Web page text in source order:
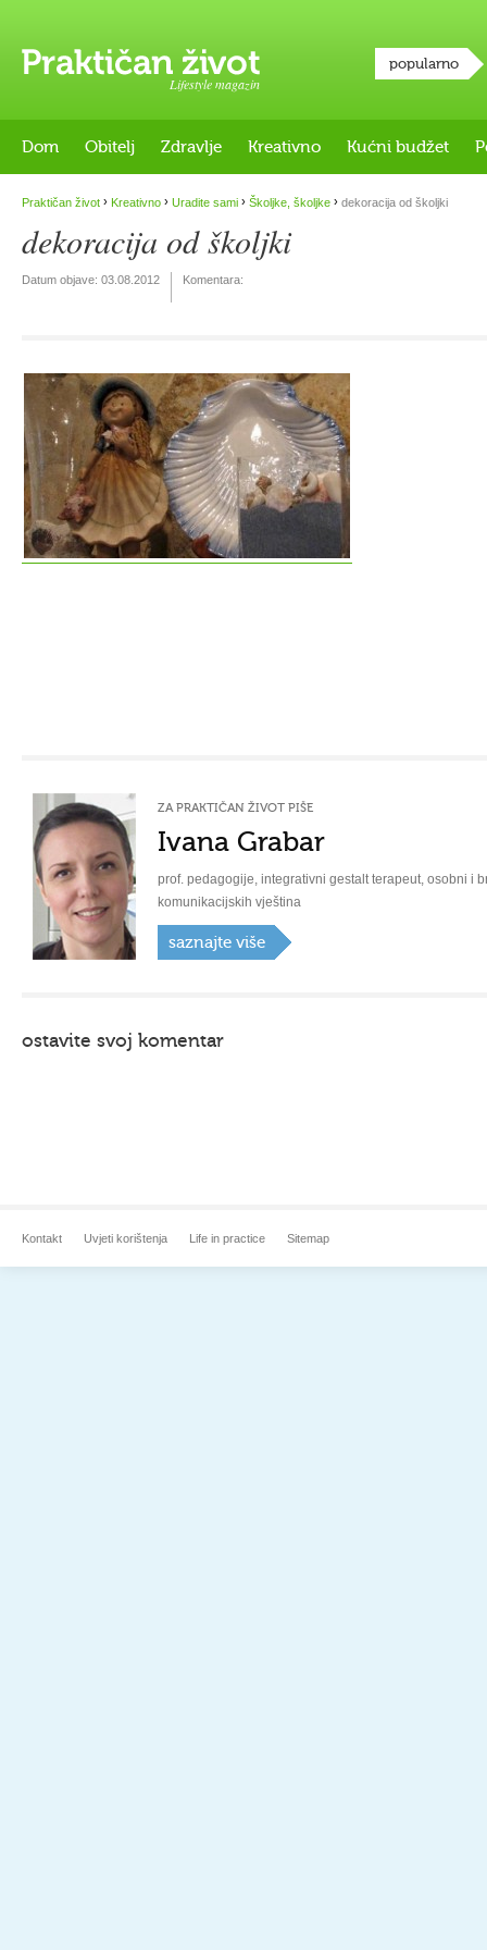
Lifestyle magazin
popularno
Dom Obitelj Zdravlje Kreativno Kućni budžet
Praktičan život › Kreativno › Uradite sami › Školjke, školjke › dekoracija od školjki
dekoracija od školjki
Datum objave: 03.08.2012 Komentara:
ZA PRAKTIČAN ŽIVOT PIŠE
Ivana Grabar
prof. pedagogije, integrativni gestalt terapeut, osobni i
komunikacijskih vještina
saznajte više
ostavite svoj komentar
Kontakt Uvjeti korištenja Life in practice Sitemap